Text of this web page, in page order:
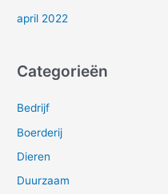
april 2022
Categorieën
Bedrijf
Boerderij
Dieren
Duurzaam